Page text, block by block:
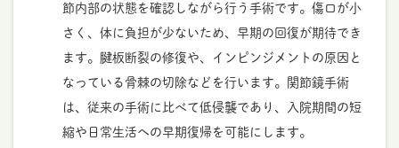
節内部の状態を確認しながら行う手術です。傷口が小
さく、体に負担が少ないため、早期の回復が期待でき
ます。腱板断裂の修復や、インピンジメントの原因と
なっている骨棘の切除などを行います。関節鏡手術
は、従来の手術に比べて低侵襲であり、入院期間の短
縮や日常生活への早期復帰を可能にします。